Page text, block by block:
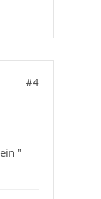
#4
ein "